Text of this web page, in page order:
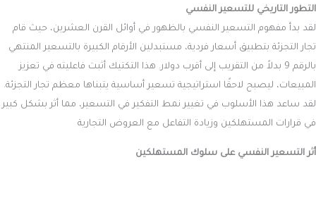
التطور التاريخي للتسعير النفسي
لقد بدأ مفهوم التسعير النفسي بالظهور في أوائل القرن العشرين، حيث قام
تجار التجزئة بتطبيق أسعار فردية، مستبدلين الأرقام الكبيرة بالتسعير المنتهي
بالرقم 9 بدلاً من التقريب إلى أقرب دولار. هذا التكتيك أثبت فاعليته في تعزيز
المبيعات، ليصبح لاحقًا استراتيجية تسعير أساسية يتبناها معظم تجار التجزئة.
لقد ساعد هذا الأسلوب في تغيير نمط التفكير في التسعير، مما أثر بشكل كبير
في قرارات المستهلكين وزيادة التفاعل مع العروض التجارية
أثر التسعير النفسي على سلوك المستهلكين